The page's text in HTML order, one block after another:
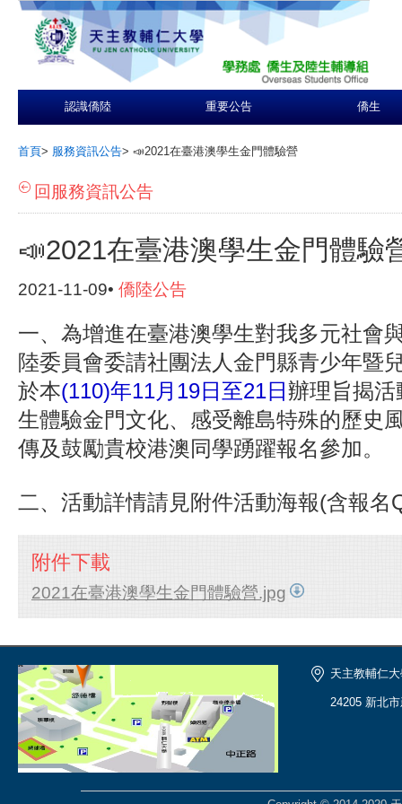
認識僑陸 重要公告 僑生
首頁> 服務資訊公告> 📣2021在臺港澳學生金門體驗營
回服務資訊公告
📣2021在臺港澳學生金門體驗
2021-11-09• 僑陸公告
一、為增進在臺港澳學生對我多元社會
陸委員會委請社團法人金門縣青少年暨
於本(110)年11月19日至21日 辦理旨揭
生體驗金門文化、感受離島特殊的歷史
傳及鼓勵貴校港澳同學踴躍報名參加。
二、 活動詳情請見附件活動海報(含報名
附件下載
2021在臺港澳學生金門體驗營.jpg
天主教輔仁
24205 新北